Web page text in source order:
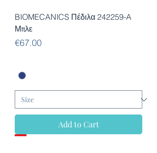
BIOMECANICS Πέδιλα 242259-A
Μπλε
Price
€67.00
Add to Cart